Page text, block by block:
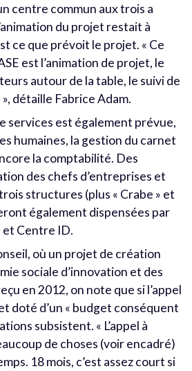
centre commun aux trois a
du projet restait à
ce que prévoit le projet. « Ce
est l’animation de projet, le
autour de la table, le suivi de
détaille Fabrice Adam.
services est également prévue,
humaines, la gestion du carnet
la comptabilité. Des
des chefs d’entreprises et
structures (plus « Crabe » et
également dispensées par
et Centre ID.
où un projet de création
sociale d’innovation et des
en 2012, on note que si l’appel
doté d’un « budget conséquent
subsistent. « L’appel à
de choses (voir encadré)
18 mois, c’est assez court si